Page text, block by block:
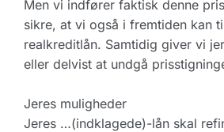
Men vi indfører faktisk denne
sikre, at vi også i fremtiden kan
realkreditlån. Samtidig giver vi
eller delvist at undgå
Jeres muligheder
Jeres …(indklagede)-lån skal